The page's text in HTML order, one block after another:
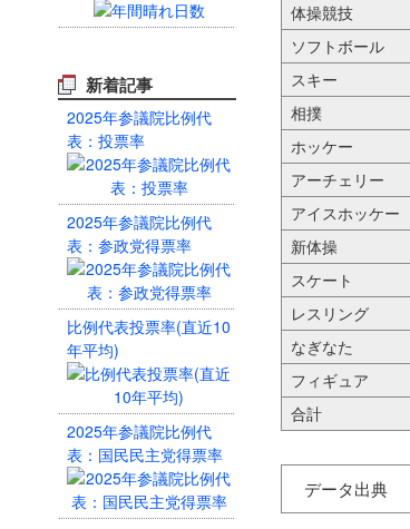
新着記事
2025年参議院比例代
表：投票率
2025年参議院比例代
表：参政党得票率
比例代表投票率(直近10
年平均)
2025年参議院比例代
表：国民民主党得票率
体操競技
ソフトボール
スキー
相撲
ホッケー
アーチェリー
アイスホッケー
新体操
スケート
レスリング
なぎなた
フィギュア
合計
データ出典